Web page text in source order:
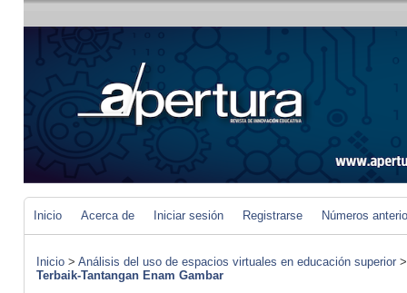
Inicio Acerca de Iniciar sesión Registrarse Números
Inicio > Análisis del uso de espacios virtuales en educación superior
Terbaik-Tantangan Enam Gambar